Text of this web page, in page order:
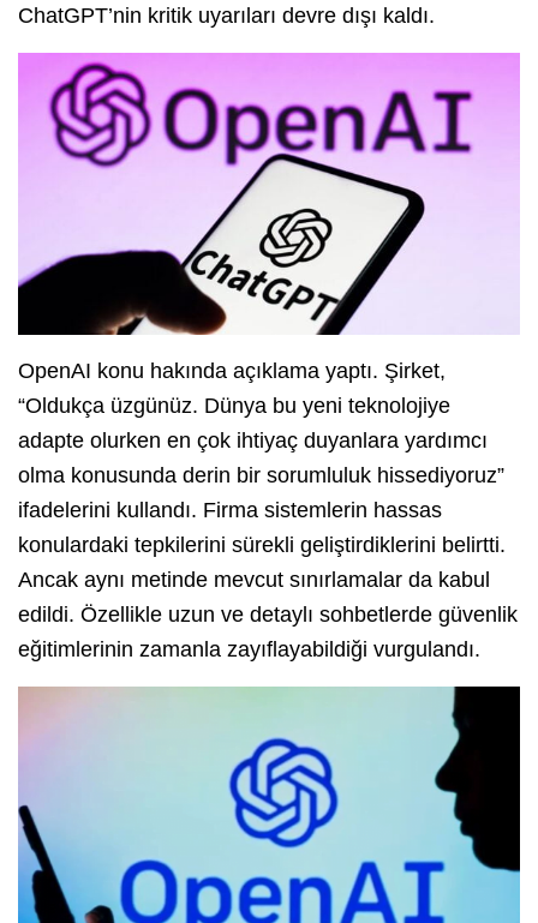
ChatGPT’nin kritik uyarıları devre dışı kaldı.
OpenAI konu hakında açıklama yaptı. Şirket,
“Oldukça üzgünüz. Dünya bu yeni teknolojiye
adapte olurken en çok ihtiyaç duyanlara yardımcı
olma konusunda derin bir sorumluluk hissediyoruz”
ifadelerini kullandı. Firma sistemlerin hassas
konulardaki tepkilerini sürekli geliştirdiklerini belirtti.
Ancak aynı metinde mevcut sınırlamalar da kabul
edildi. Özellikle uzun ve detaylı sohbetlerde güvenlik
eğitimlerinin zamanla zayıflayabildiği vurgulandı.